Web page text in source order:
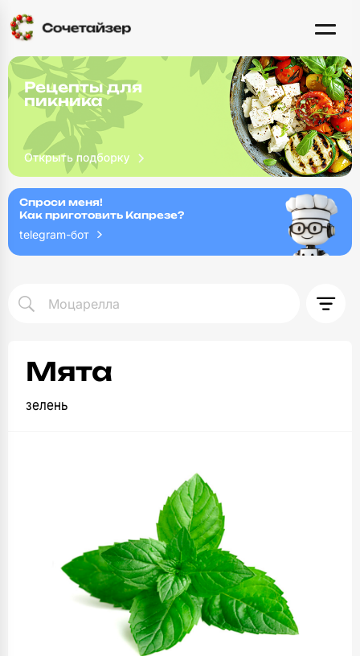
Рецепты для
пикника
Спроси меня!
Как приготовить Капрезе?
telegram-бот
Мята
зелень